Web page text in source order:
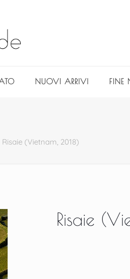
NUOVI ARRIVI FINE
Risaie (Vietnam, 2018)
Risaie